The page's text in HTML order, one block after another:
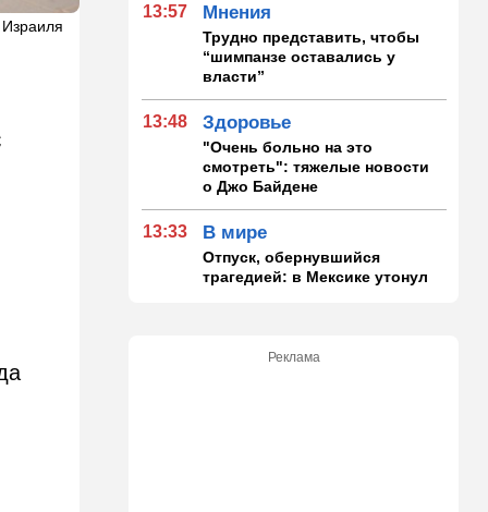
13:57 Мнения
Трудно представить, чтобы
“шимпанзе оставались у
власти”
13:48 Здоровье
"Очень больно на это
смотреть": тяжелые новости
о Джо Байдене
13:33 В мире
Отпуск, обернувшийся
трагедией: в Мексике утонул
Реклама